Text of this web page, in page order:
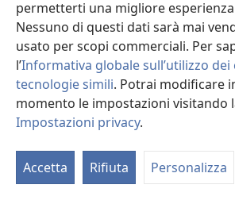
permetterti una migliore
Nessuno di questi dati sarà mai
usato per scopi commerciali. Per
l’Informativa globale sull’utilizzo dei
tecnologie simili. Potrai modificare
momento le impostazioni visitando
Impostazioni privacy.
Accetta Rifiuta Personalizza
pietra a colpire e fermare
ragazzo tornò a casa triste, col
anni, spesso ne fu angustiato. Un
un pioniere visitò quel ragazzo, ora
iniziò con lui uno studio. Dopo lo
il peso confessando ciò che tanto a
aggravato il suo cuore. Dichiarò la
l’angustia che provava e chiese
divenne più tardi un Testimone’.